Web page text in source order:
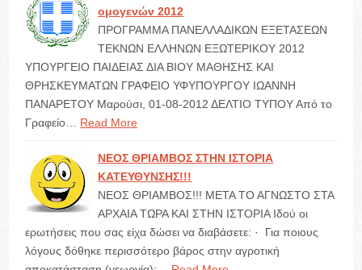
ομογενών 2012
ΠΡΟΓΡΑΜΜΑ ΠΑΝΕΛΛΑΔΙΚΩΝ ΕΞΕΤΑΣΕΩΝ
ΤΕΚΝΩΝ ΕΛΛΗΝΩΝ ΕΞΩΤΕΡΙΚΟΥ 2012
ΥΠΟΥΡΓΕΙΟ ΠΑΙΔΕΙΑΣ ΔΙΑ ΒΙΟΥ ΜΑΘΗΣΗΣ ΚΑΙ
ΘΡΗΣΚΕΥΜΑΤΩΝ ΓΡΑΦΕΙΟ ΥΦΥΠΟΥΡΓΟΥ ΙΩΑΝΝΗ
ΠΑΝΑΡΕΤΟΥ Μαρούσι, 01-08-2012 ΔΕΛΤΙΟ ΤΥΠΟΥ Από το
Γραφείο…
Read More
ΝΕΟΣ ΘΡΙΑΜΒΟΣ ΣΤΗΝ ΙΣΤΟΡΙΑ
ΚΑΤΕΥΘΥΝΣΗΣ!!!
ΝΕΟΣ ΘΡΙΑΜΒΟΣ!!! ΜΕΤΑ ΤΟ ΑΓΝΩΣΤΟ ΣΤΑ
ΑΡΧΑΙΑ ΤΩΡΑ ΚΑΙ ΣΤΗΝ ΙΣΤΟΡΙΑ Ιδού οι
ερωτήσεις που σας είχα δώσει να διαβάσετε: · Για ποιους
λόγους δόθηκε περισσότερο βάρος στην αγροτική